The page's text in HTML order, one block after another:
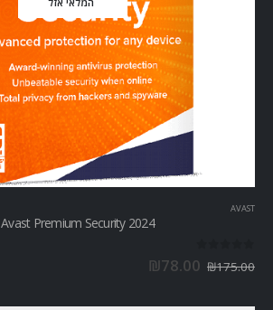
AVAST
Avast Premium Security 2024 - רישיון שנתי למחשב אחד
₪175.00
₪78.00